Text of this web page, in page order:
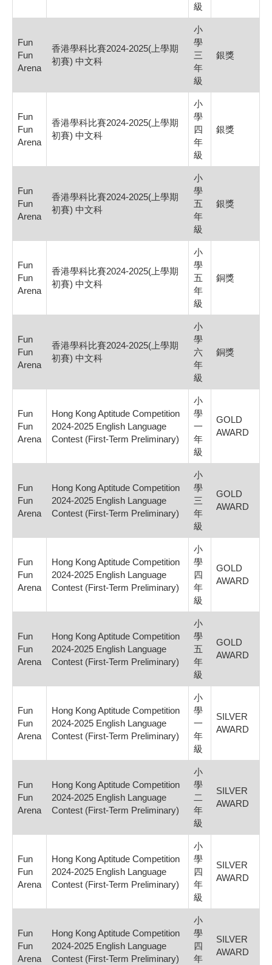
級
Fun
Fun
Arena
香港學科比賽2024-2025(上學期
初賽) 中文科
小
學
三
年
級
銀獎
Fun
Fun
Arena
香港學科比賽2024-2025(上學期
初賽) 中文科
小
學
四
年
級
銀獎
Fun
Fun
Arena
香港學科比賽2024-2025(上學期
初賽) 中文科
小
學
五
年
級
銀獎
Fun
Fun
Arena
香港學科比賽2024-2025(上學期
初賽) 中文科
小
學
五
年
級
銅獎
Fun
Fun
Arena
香港學科比賽2024-2025(上學期
初賽) 中文科
小
學
六
年
級
銅獎
Fun
Fun
Arena
Hong Kong Aptitude Competition
2024-2025 English Language
Contest (First-Term Preliminary)
小
學
一
年
級
GOLD
AWARD
Fun
Fun
Arena
Hong Kong Aptitude Competition
2024-2025 English Language
Contest (First-Term Preliminary)
小
學
三
年
級
GOLD
AWARD
Fun
Fun
Arena
Hong Kong Aptitude Competition
2024-2025 English Language
Contest (First-Term Preliminary)
小
學
四
年
級
GOLD
AWARD
Fun
Fun
Arena
Hong Kong Aptitude Competition
2024-2025 English Language
Contest (First-Term Preliminary)
小
學
五
年
級
GOLD
AWARD
Fun
Fun
Arena
Hong Kong Aptitude Competition
2024-2025 English Language
Contest (First-Term Preliminary)
小
學
一
年
級
SILVER
AWARD
Fun
Fun
Arena
Hong Kong Aptitude Competition
2024-2025 English Language
Contest (First-Term Preliminary)
小
學
二
年
級
SILVER
AWARD
Fun
Fun
Arena
Hong Kong Aptitude Competition
2024-2025 English Language
Contest (First-Term Preliminary)
小
學
四
年
級
SILVER
AWARD
Fun
Fun
Arena
Hong Kong Aptitude Competition
2024-2025 English Language
Contest (First-Term Preliminary)
小
學
四
年
SILVER
AWARD